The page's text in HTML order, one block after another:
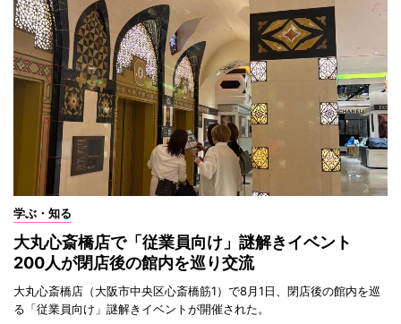
学ぶ・知る
大丸心斎橋店で「従業員向け」謎解きイベント
200人が閉店後の館内を巡り交流
大丸心斎橋店（大阪市中央区心斎橋筋1）で8月1日、閉店後の館内を巡
る「従業員向け」謎解きイベントが開催された。